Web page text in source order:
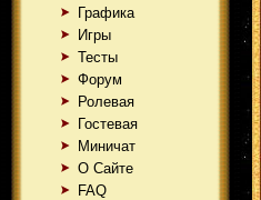
Графика
Игры
Тесты
Форум
Ролевая
Гостевая
Миничат
О Сайте
FAQ